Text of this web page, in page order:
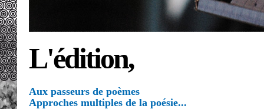
L'édition,
Aux passeurs de poèmes
Approches multiples de la poésie...